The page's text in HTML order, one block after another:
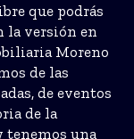
que podrás
la versión en
Moreno
de las
de eventos
de la
tenemos una